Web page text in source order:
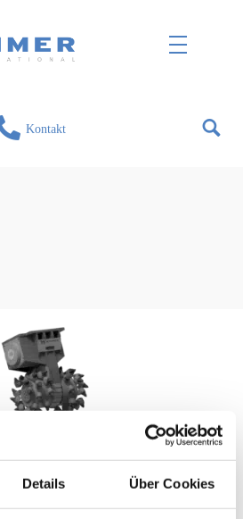
Details Über Cookies
Kontakt
werden unter anderem für